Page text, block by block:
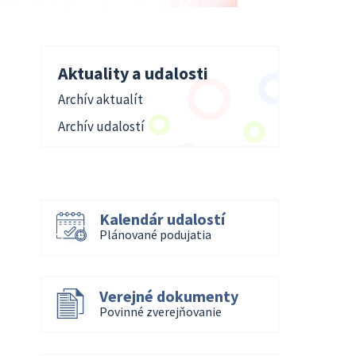
Aktuality a udalosti
Archív aktualít
Archív udalostí
Kalendár udalostí
Plánované podujatia
Verejné dokumenty
Povinné zverejňovanie